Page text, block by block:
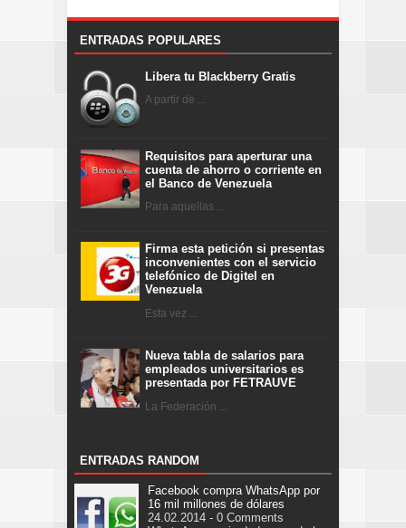
ENTRADAS POPULARES
Libera tu Blackberry Gratis
A partir de ...
Requisitos para aperturar una
cuenta de ahorro o corriente en
el Banco de Venezuela
Para aquellas ...
Firma esta petición si presentas
inconvenientes con el servicio
telefónico de Digitel en
Venezuela
Esta vez ...
Nueva tabla de salarios para
empleados universitarios es
presentada por FETRAUVE
La Federación ...
ENTRADAS RANDOM
Facebook compra WhatsApp por
16 mil millones de dólares
24.02.2014 - 0 Comments